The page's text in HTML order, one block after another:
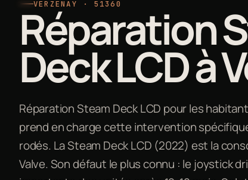
VERZENAY · 51360
Réparation
Deck LCD à
Réparation Steam Deck LCD pour les
prend en charge cette intervention
rodés. La Steam Deck LCD (2022) est la
Valve. Son défaut le plus connu : le joystick